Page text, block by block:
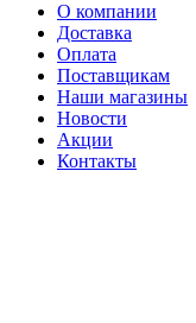
О компании
Доставка
Оплата
Поставщикам
Наши магазины
Новости
Акции
Контакты